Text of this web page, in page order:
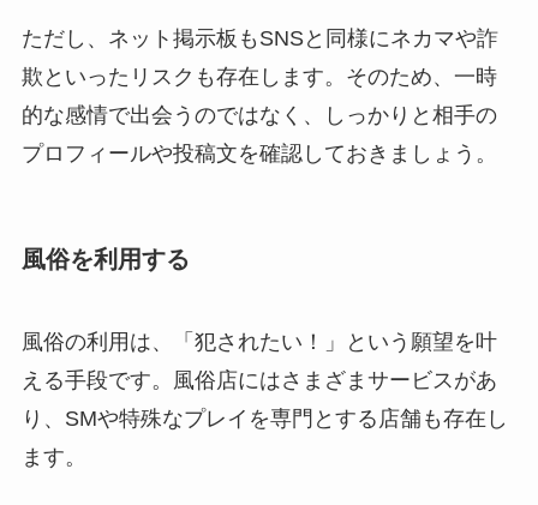
ただし、ネット掲示板もSNSと同様にネカマや詐
欺といったリスクも存在します。そのため、一時
的な感情で出会うのではなく、しっかりと相手の
プロフィールや投稿文を確認しておきましょう。
風俗を利用する
風俗の利用は、「犯されたい！」という願望を叶
える手段です。風俗店にはさまざまサービスがあ
り、SMや特殊なプレイを専門とする店舗も存在し
ます。